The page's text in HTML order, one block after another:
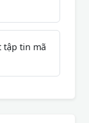
tập tin mã